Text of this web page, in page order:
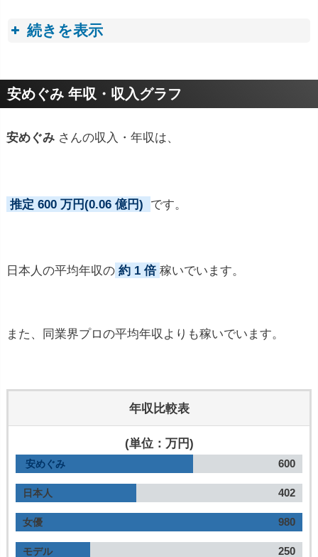
続きを表示
プロフィールトピック
安めぐみ 年収・収入グラフ
安めぐみ さんの収入・年収は、
推定 600 万円(0.06 億円) です。
日本人の平均年収の 約 1 倍 稼いでいます。
また、同業界プロの平均年収よりも稼いでいます。
年収比較表
(単位：万円)
安めぐみ 600
日本人 402
女優 980
モデル 250